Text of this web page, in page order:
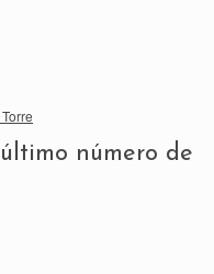
número de